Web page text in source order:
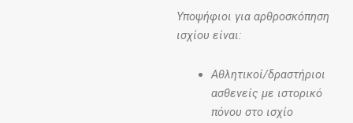
Υποψήφιοι για αρθροσκόπηση
ισχίου είναι:
Αθλητικοί/δραστήριοι
ασθενείς με ιστορικό
πόνου στο ισχίο